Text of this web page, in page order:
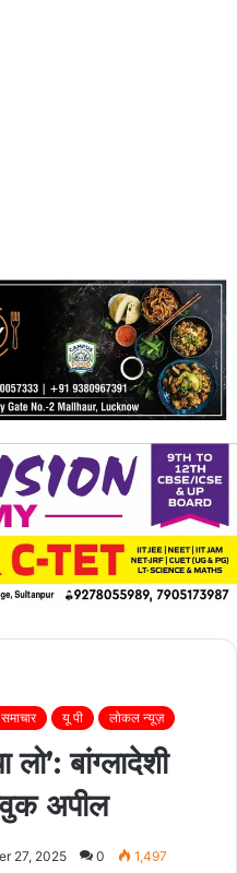
यू पी लोकल न्यूज़
बांग्लादेशी
अपील
27, 2025 0 1,497